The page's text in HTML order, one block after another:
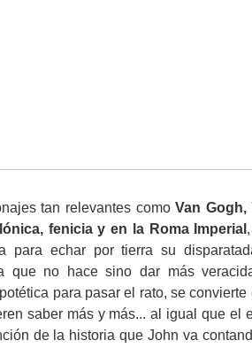
tan relevantes comoVan
fenicia y en la Roma Imperial
para echar por tierra su
que no hace sino dar más
para pasar el rato, se
saber más y más... al igual que el
de la historia que John va